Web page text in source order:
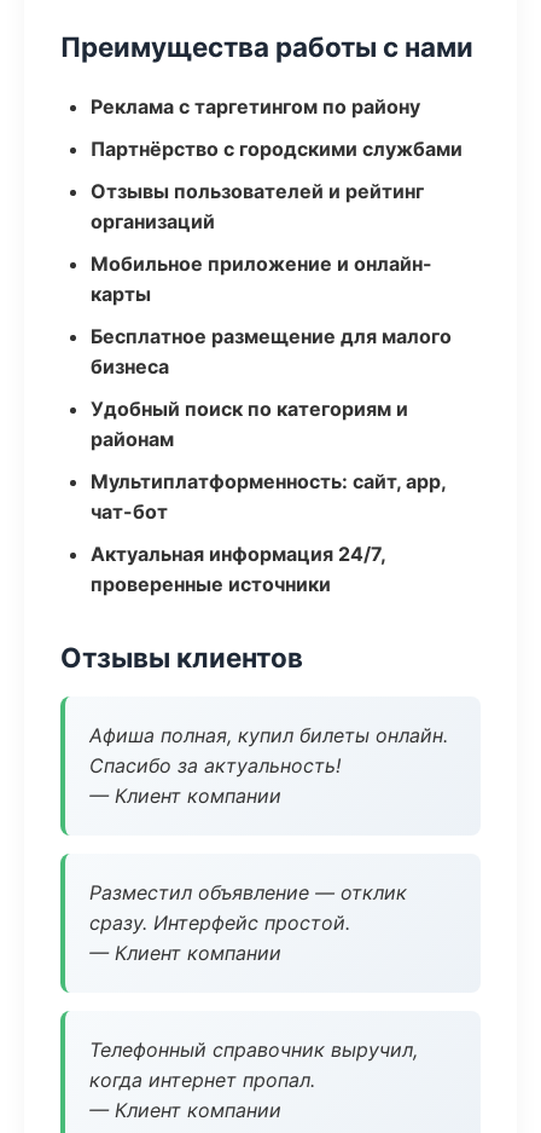
Преимущества работы с нами
Реклама с таргетингом по району
Партнёрство с городскими службами
Отзывы пользователей и рейтинг
организаций
Мобильное приложение и онлайн-
карты
Бесплатное размещение для малого
бизнеса
Удобный поиск по категориям и
районам
Мультиплатформенность: сайт, app,
чат-бот
Актуальная информация 24/7,
проверенные источники
Отзывы клиентов
Афиша полная, купил билеты онлайн.
Спасибо за актуальность!
— Клиент компании
Разместил объявление — отклик
сразу. Интерфейс простой.
— Клиент компании
Телефонный справочник выручил,
когда интернет пропал.
— Клиент компании